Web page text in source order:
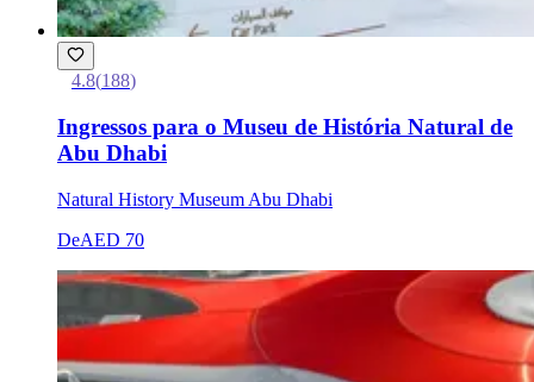
4.8(188)
Ingressos para o Museu de História Natural de
Abu Dhabi
Natural History Museum Abu Dhabi
DeAED 70